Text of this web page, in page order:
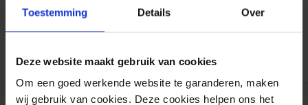
Toestemming Details Over
Deze website maakt gebruik van cookies
Om een goed werkende website te garanderen, maken
wij gebruik van cookies. Deze cookies helpen ons het
Duizenden klanten raden jou aan bij ons te